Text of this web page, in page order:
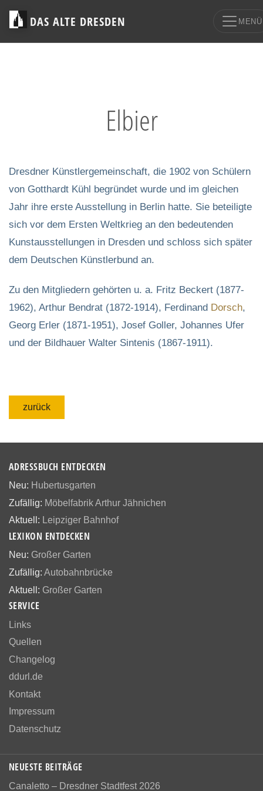
DAS ALTE DRESDEN MENÜ
Elbier
Dresdner Künstlergemeinschaft, die 1902 von Schülern
von Gotthardt Kühl begründet wurde und im gleichen
Jahr ihre erste Ausstellung in Berlin hatte. Sie beteiligte
sich vor dem Ersten Weltkrieg an den bedeutenden
Kunstausstellungen in Dresden und schloss sich später
dem Deutschen Künstlerbund an.
Zu den Mitgliedern gehörten u. a. Fritz Beckert (1877-
1962), Arthur Bendrat (1872-1914), Ferdinand Dorsch,
Georg Erler (1871-1951), Josef Goller, Johannes Ufer
und der Bildhauer Walter Sintenis (1867-1911).
zurück
ADRESSBUCH ENTDECKEN
Neu: Hubertusgarten
Zufällig: Möbelfabrik Arthur Jähnichen
Aktuell: Leipziger Bahnhof
LEXIKON ENTDECKEN
Neu: Großer Garten
Zufällig: Autobahnbrücke
Aktuell: Großer Garten
SERVICE
Links
Quellen
Changelog
ddurl.de
Kontakt
Impressum
Datenschutz
NEUESTE BEITRÄGE
Canaletto – Dresdner Stadtfest 2026